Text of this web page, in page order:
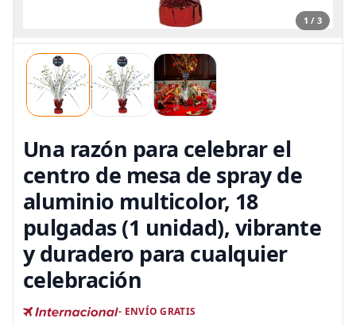
1 / 3
Una razón para celebrar el
centro de mesa de spray de
aluminio multicolor, 18
pulgadas (1 unidad), vibrante
y duradero para cualquier
celebración
- ENVÍO GRATIS